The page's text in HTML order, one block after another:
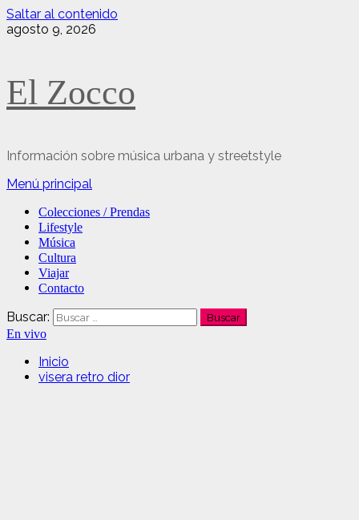
Saltar al contenido
agosto 9, 2026
El Zocco
Información sobre música urbana y streetstyle
Menú principal
Colecciones / Prendas
Lifestyle
Música
Cultura
Viajar
Contacto
Buscar:
En vivo
Inicio
visera retro dior